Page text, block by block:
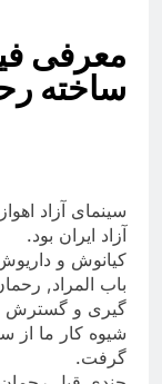
معرفی
ساخته
سینمای آزاد
آزاد ایران بود.
کیانوش و
باب المراد,
گیری و گسترش
شیوه کار ما از
گرفت.